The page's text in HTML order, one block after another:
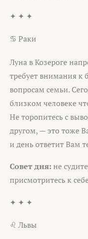
✦ ✦ ✦
♋ Раки
Луна в Козероге
требует внимания к
вопросам семьи.
близком человеке
Не торопитесь с
другом, — это тоже
и день ответит Вам
Совет дня: не
присмотритесь к
✦ ✦ ✦
♌ Львы